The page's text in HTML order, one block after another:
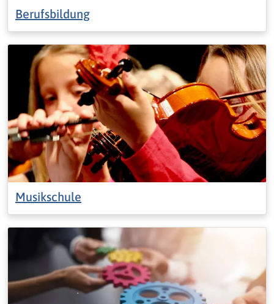
Berufsbildung
Musikschule